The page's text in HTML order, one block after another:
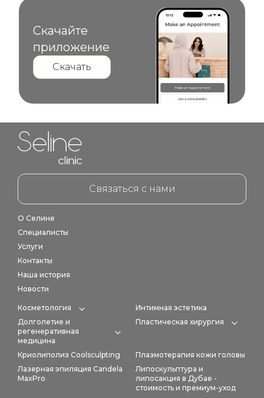
Скачайте
приложение
Скачать
О Селине
Специалисты
Услуги
Контакты
Наша история
Новости
Косметология
Expand category
Интимная эстетика
Долголетие и
регенеративная
медицина
Expand category
Пластическая хирургия
Криолиполиз Coolsculpting
Плазмотерапия кожи головы
Лазерная эпиляция Candela
MaxPro
Липоскульптура и
липосакция в Дубае -
стоимость и премиум-уход
Связаться с нами